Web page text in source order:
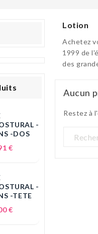
-
-DOS
€Prix
-
-TETE
€Prix
Lotion
Achetez
1999 de
des
Aucun
Restez à